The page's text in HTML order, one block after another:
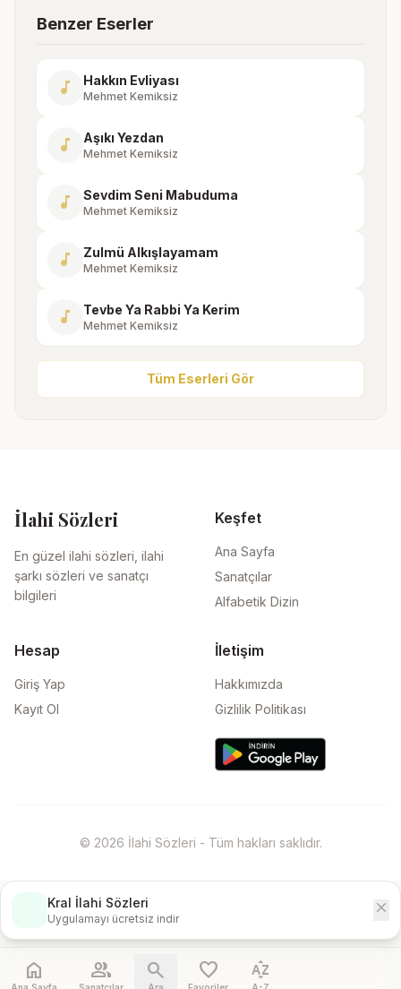
Benzer Eserler
music_note Hakkın Evliyası
Mehmet Kemiksiz
music_note Aşıkı Yezdan
Mehmet Kemiksiz
music_note Sevdim Seni Mabuduma
Mehmet Kemiksiz
music_note Zulmü Alkışlayamam
Mehmet Kemiksiz
music_note Tevbe Ya Rabbi Ya Kerim
Mehmet Kemiksiz
Tüm Eserleri Gör
İlahi Sözleri
En güzel ilahi sözleri, ilahi
şarkı sözleri ve sanatçı
bilgileri
Keşfet
Ana Sayfa
Sanatçılar
Alfabetik Dizin
Hesap
Giriş Yap
Kayıt Ol
İletişim
Hakkımızda
Gizlilik Politikası
© 2026 İlahi Sözleri - Tüm hakları saklıdır.
Kral İlahi Sözleri
Uygulamayı ücretsiz indir
close
home
Ana Sayfa
people
Sanatçılar
search
Ara
favorite
Favoriler
sort_by_alpha
A-Z